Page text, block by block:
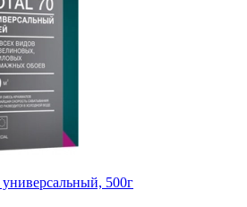
500г